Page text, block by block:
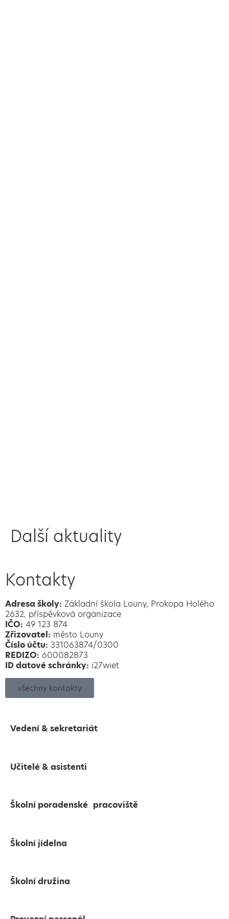
Další aktuality
Kontakty
Adresa školy: Základní škola Louny, Prokopa Holého
2632, příspěvková organizace
IČO: 49 123 874
Zřizovatel: město Louny
Číslo účtu: 331063874/0300
REDIZO: 600082873
ID datové schránky: i27wiet
všechny kontakty
Vedení & sekretariát
Učitelé & asistenti
Školní poradenské pracoviště
Školní jídelna
Školní družina